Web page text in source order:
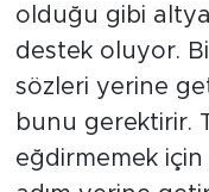
olduğu gibi
destek oluyor.
sözleri yerine
bunu gerektirir.
eğdirmemek için